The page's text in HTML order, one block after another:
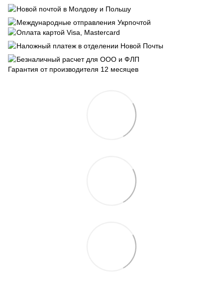
Новой почтой в Молдову и Польшу
Международные отправления Укрпочтой
Оплата картой Visa, Mastercard
Наложный платеж в отделении Новой Почты
Безналичный расчет для ООО и ФЛП
Гарантия от производителя 12 месяцев